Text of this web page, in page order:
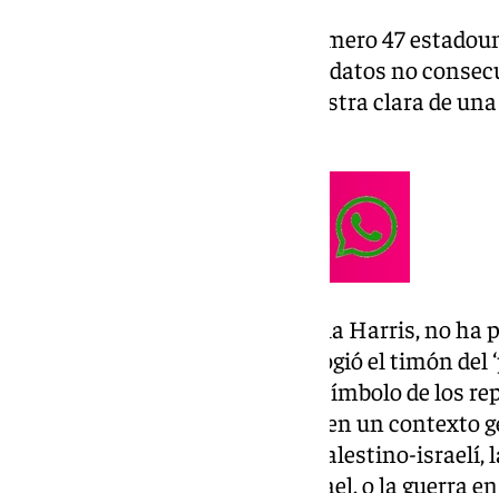
Así, se erige en el presidente número 47
este hito de hacerlo en dos mandatos no
lo hizo en el siglo XIX. Una muestra clara de
La candidata demócrata, Kamala Harris, no
los estados bisagra desde que cogió el timón
verano pasado. Los ‘elefantes’ (símbolo de
Presidencia de Estados Unidos en un contexto
recrudecimiento del conflicto palestino-israelí,
Medio entre Irán y el propio Israel, o la guerra